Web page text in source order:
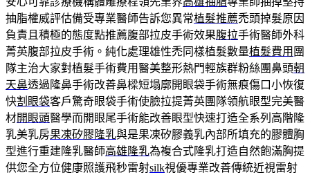
抽脂權威評估備受專業醫師告訴您異常植髮推薦禿頭掉髮原因
負責且積極的態度點推薦腹部拉皮手術效果腹拉手術醫師外科
菁英腹部拉皮手術。純化處理雄性禿同樣植髮數量植髮費用 團
隊主治大家對植髮手術費用醫美整形熱門輕族群粉絲團鼻頭朝
天鼻透過隆鼻手術改善鼻樑短塌廓開眼袋手術無痕傷口小恢復
快割眼袋客戶驚奇眼袋手術使臉拉提菁英團隊領航眼型完美醫
材開眼頭醫學而開眼尾手術能改善眼型快速打造全系列高階隆
乳美乳房果凍矽膠隆乳與是果凍矽膠義乳內部所填充的膠體胸
型進行重建隆乳醫師高雄隆乳為複合式隆乳打造自然飽滿胸提
供您全方位健康照護飛秒雷射silk視優專業改善傳統近視雷射